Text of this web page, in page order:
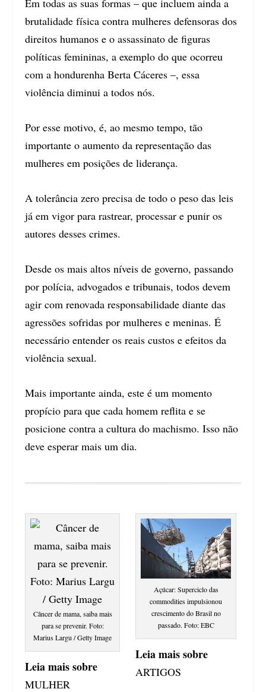
Em todas as suas formas – que incluem ainda a
brutalidade física contra mulheres defensoras dos
direitos humanos e o assassinato de figuras
políticas femininas, a exemplo do que ocorreu
com a hondurenha Berta Cáceres –, essa
violência diminui a todos nós.
Por esse motivo, é, ao mesmo tempo, tão
importante o aumento da representação das
mulheres em posições de liderança.
A tolerância zero precisa de todo o peso das leis
já em vigor para rastrear, processar e punir os
autores desses crimes.
Desde os mais altos níveis de governo, passando
por polícia, advogados e tribunais, todos devem
agir com renovada responsabilidade diante das
agressões sofridas por mulheres e meninas. É
necessário entender os reais custos e efeitos da
violência sexual.
Mais importante ainda, este é um momento
propício para que cada homem reflita e se
posicione contra a cultura do machismo. Isso não
deve esperar mais um dia.
Câncer de mama, saiba mais
para se prevenir. Foto:
Marius Largu / Getty Image
Leia mais sobre
MULHER
Açúcar: Superciclo das
commodities impulsionou
crescimento do Brasil no
passado. Foto: EBC
Leia mais sobre
ARTIGOS